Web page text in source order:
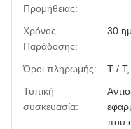
Προμήθειας:
Χρόνος
Παράδοσης:
30
Όροι πληρωμής:
T /
Τυπική
συσκευασία:
που